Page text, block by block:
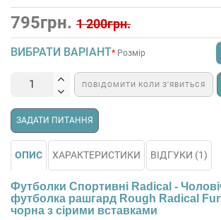
795грн. 1 200грн.
ВИБРАТИ ВАРІАНТ Розмір
ПОВІДОМИТИ КОЛИ З’ЯВИТЬСЯ
ЗАДАТИ ПИТАННЯ
ОПИС ХАРАКТЕРИСТИКИ ВІДГУКИ (1)
Футболки Спортивні Radical -
футболка рашгард Rough Radical
чорна з сірими вставками